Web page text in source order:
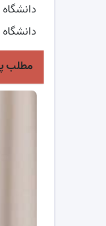
مطلب